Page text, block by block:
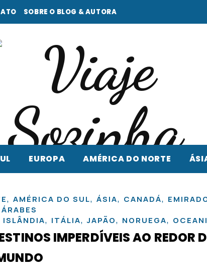
SOBRE O BLOG & AUTORA
EUROPA AMÉRICA DO NORTE
, AMÉRICA DO SUL, ÁSIA, CANADÁ,
ÁRABES
ISLÂNDIA, ITÁLIA,JAPÃO, NORUEGA,
IMPERDÍVEIS AO REDOR